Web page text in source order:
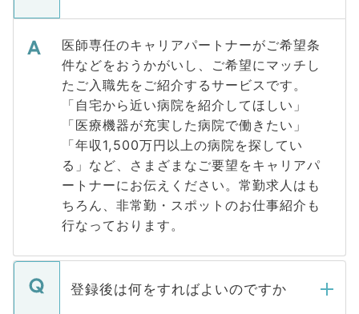
医師専任のキャリアパートナーがご希望条
件などをおうかがいし、ご希望にマッチし
たご入職先をご紹介するサービスです。
「自宅から近い病院を紹介してほしい」
「医療機器が充実した病院で働きたい」
「年収1,500万円以上の病院を探してい
る」など、さまざまなご要望をキャリアパ
ートナーにお伝えください。常勤求人はも
ちろん、非常勤・スポットのお仕事紹介も
行なっております。
登録後は何をすればよいのですか